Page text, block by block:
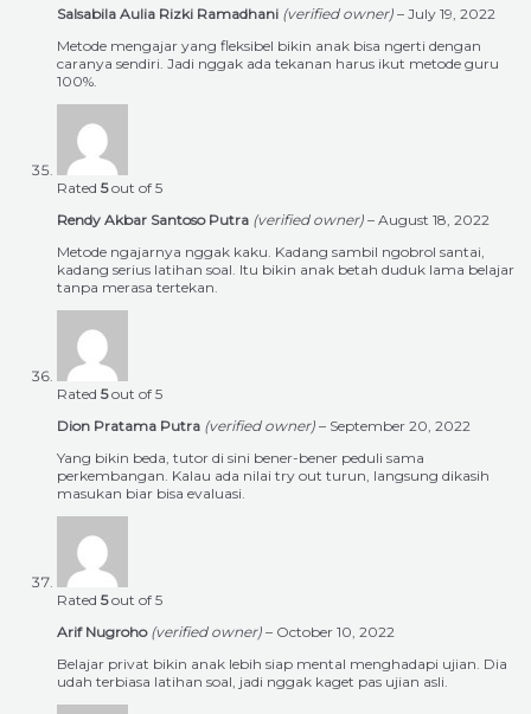
Salsabila Aulia Rizki Ramadhani (verified owner) – July 19, 2022
Metode mengajar yang fleksibel bikin anak bisa ngerti dengan
caranya sendiri. Jadi nggak ada tekanan harus ikut metode guru
100%.
Rated 5out of 5
Rendy Akbar Santoso Putra (verified owner) – August 18, 2022
Metode ngajarnya nggak kaku. Kadang sambil ngobrol santai,
kadang serius latihan soal. Itu bikin anak betah duduk lama belajar
tanpa merasa tertekan.
Rated 5out of 5
Dion Pratama Putra (verified owner) – September 20, 2022
Yang bikin beda, tutor di sini bener-bener peduli sama
perkembangan. Kalau ada nilai try out turun, langsung dikasih
masukan biar bisa evaluasi.
Rated 5out of 5
Arif Nugroho (verified owner) – October 10, 2022
Belajar privat bikin anak lebih siap mental menghadapi ujian. Dia
udah terbiasa latihan soal, jadi nggak kaget pas ujian asli.